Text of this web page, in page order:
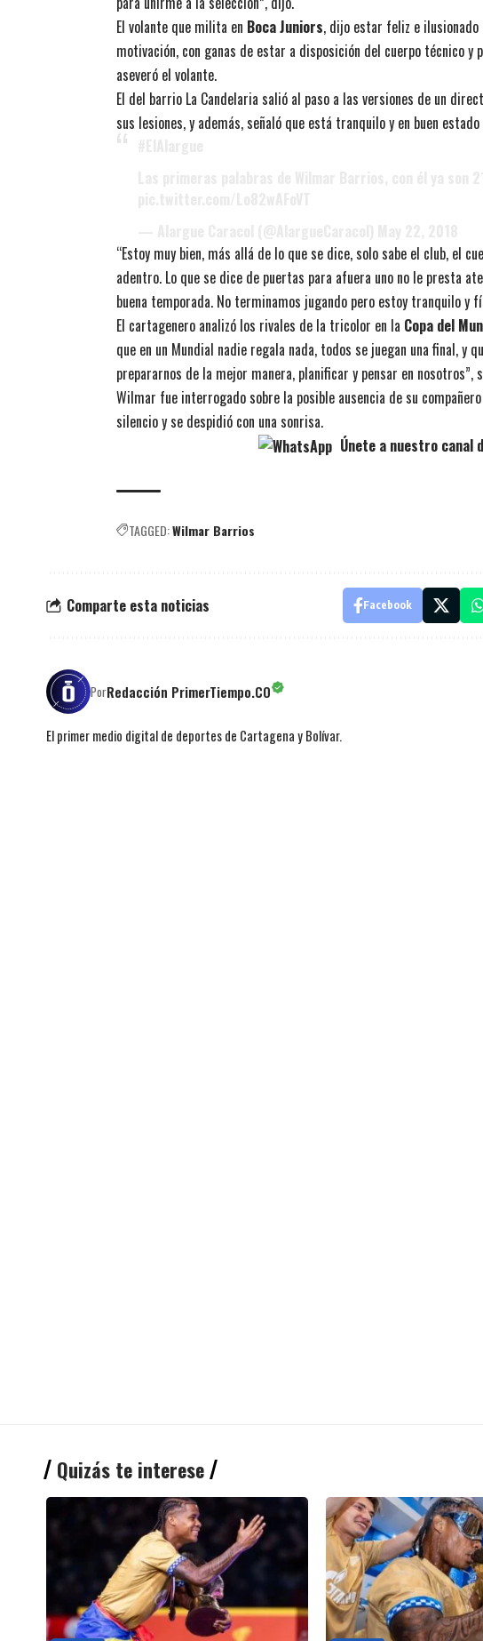
El volante que milita en Boca Juniors, dijo estar feliz e ilusionado
motivación, con ganas de estar a disposición del cuerpo técnico y
aseveró el volante.
El del barrio La Candelaria salió al paso a las versiones de un
sus lesiones, y además, señaló que está tranquilo y en buen
“Estoy muy bien, más allá de lo que se dice, solo sabe el club, el
adentro. Lo que se dice de puertas para afuera uno no le presta
buena temporada. No terminamos jugando pero estoy tranquilo y
El cartagenero analizó los rivales de la tricolor en la Copa del
que en un Mundial nadie regala nada, todos se juegan una final, y
prepararnos de la mejor manera, planificar y pensar en nosotros”,
Wilmar fue interrogado sobre la posible ausencia de su
silencio y se despidió con una sonrisa.
Únete a nuestro canal
TAGGED:Wilmar Barrios
Comparte esta noticias Facebook
PorRedacción PrimerTiempo.CO
El primer medio digital de deportes de Cartagena y Bolívar.
Quizás te interese